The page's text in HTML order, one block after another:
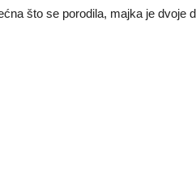
što se porodila, majka je dvoje